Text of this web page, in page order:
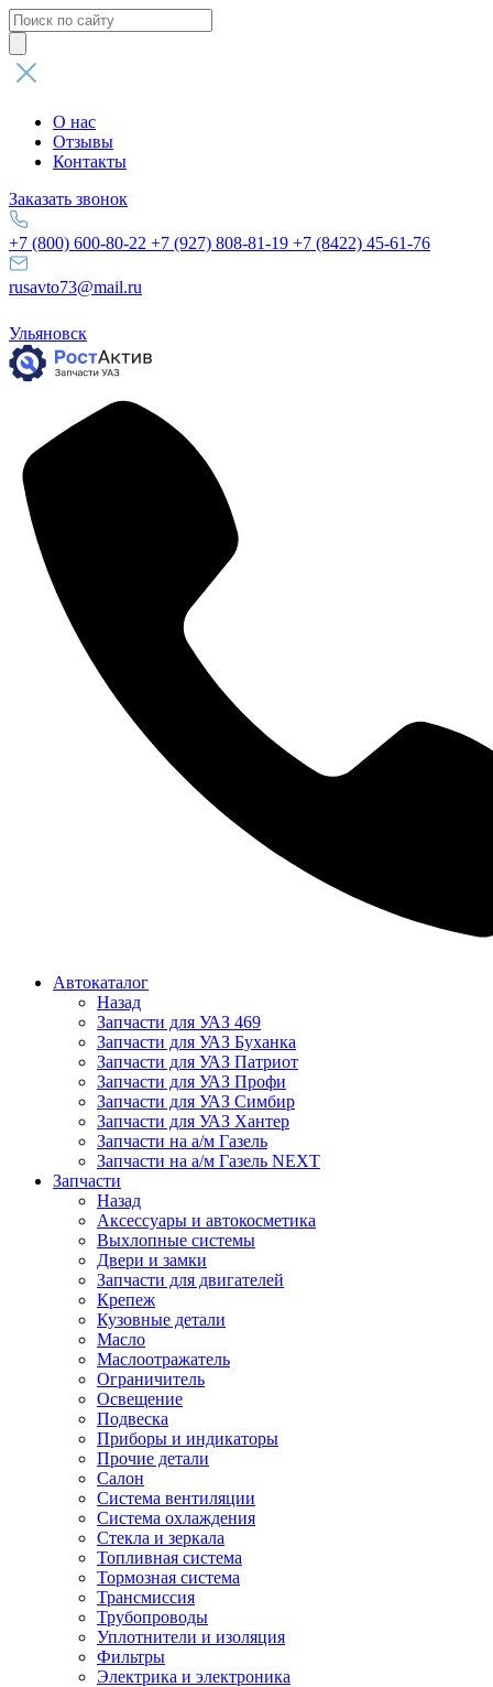
Поиск
товаров
О нас
Отзывы
Контакты
Заказать звонок
+7 (800) 600-80-22 +7 (927) 808-81-19 +7 (8422) 45-61-76
rusavto73@mail.ru
Ульяновск
Автокаталог
Назад
Запчасти для УАЗ 469
Запчасти для УАЗ Буханка
Запчасти для УАЗ Патриот
Запчасти для УАЗ Профи
Запчасти для УАЗ Симбир
Запчасти для УАЗ Хантер
Запчасти на а/м Газель
Запчасти на а/м Газель NEXT
Запчасти
Назад
Аксессуары и автокосметика
Выхлопные системы
Двери и замки
Запчасти для двигателей
Крепеж
Кузовные детали
Масло
Маслоотражатель
Ограничитель
Освещение
Подвеска
Приборы и индикаторы
Прочие детали
Салон
Система вентиляции
Система охлаждения
Стекла и зеркала
Топливная система
Тормозная система
Трансмиссия
Трубопроводы
Уплотнители и изоляция
Фильтры
Электрика и электроника